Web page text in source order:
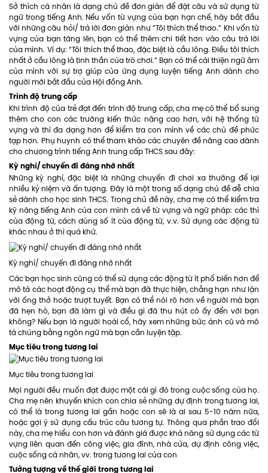
Sở thích cá nhân là dạng chủ đề đơn giản để đặt câu và sử dụng từ
ngữ trong tiếng Anh. Nếu vốn từ vựng của bạn hạn chế, hãy bắt đầu
với những câu hỏi/ trả lời đơn giản như “Tôi thích thể thao.” Khi vốn từ
vựng của bạn tăng lên, bạn có thể thêm chi tiết hơn vào câu trả lời
của mình. Ví dụ: “Tôi thích thể thao, đặc biệt là cầu lông. Điều tôi thích
nhất ở cầu lông là tinh thần của trò chơi.” Bạn có thể cải thiện ngữ âm
của mình với sự trợ giúp của ứng dụng luyện tiếng Anh dành cho
người mới bắt đầu của Hội đồng Anh.
Trình độ trung cấp
Khi trình độ của trẻ đạt đến trình độ trung cấp, cha mẹ có thể bổ sung
thêm cho con các trường kiến thức nâng cao hơn, với hệ thống từ
vựng và thì đa dạng hơn để kiểm tra con mình về các chủ đề phức
tạp hơn. Phụ huynh có thể tham khảo các chuyên đề nâng cao dành
cho chương trình tiếng Anh trung cấp THCS sau đây:
Kỳ nghỉ/ chuyến đi đáng nhớ nhất
Những kỳ nghỉ, đặc biệt là những chuyến đi chơi xa thường để lại
nhiều kỷ niệm và ấn tượng. Đây là một trong số dạng chủ đề dễ chia
sẻ dành cho học sinh THCS. Trong chủ đề này, cha mẹ có thể kiểm tra
kỹ năng tiếng Anh của con mình cả về từ vựng và ngữ pháp: các thì
của động từ, cách dùng số ít của động từ, v.v. Sử dụng các động từ
khác nhau ở thì quá khứ.
Kỳ nghỉ/ chuyến đi đáng nhớ nhất
Các bạn học sinh cũng có thể sử dụng các động từ ít phổ biến hơn để
mô tả các hoạt động cụ thể mà bạn đã thực hiện, chẳng hạn như lặn
với ống thở hoặc trượt tuyết. Bạn có thể nói rõ hơn về người mà bạn
đã hẹn hò, bạn đã làm gì và điều gì đã thu hút cô ấy đến với bạn
không? Nếu bạn là người hoài cổ, hãy xem những bức ảnh cũ và mô
tả chúng bằng ngôn ngữ mà bạn cần luyện tập.
Mục tiêu trong tương lai
Mục tiêu trong tương lai
Mọi người đều muốn đạt được một cái gì đó trong cuộc sống của họ.
Cha mẹ nên khuyến khích con chia sẻ những dự định trong tương lai,
có thể là trong tương lai gần hoặc con sẽ là ai sau 5-10 năm nữa,
hoặc gợi ý sử dụng cấu trúc câu tương tự. Thông qua phần trao đổi
này, cha mẹ hiểu con hơn và đánh giá được khả năng sử dụng các từ
vựng liên quan đến công việc, gia đình, nhà cửa, dự định công việc,
cuộc sống cá nhân, vv. trong tương lai của con
Tưởng tượng về thế giới trong tương lai